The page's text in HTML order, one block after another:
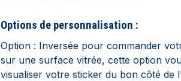
Options de personnalisation :
Option : Inversée pour commander
sur une surface vitrée, cette option
visualiser votre sticker du bon côté de